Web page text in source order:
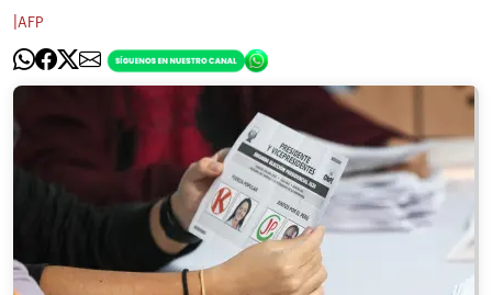
AFP